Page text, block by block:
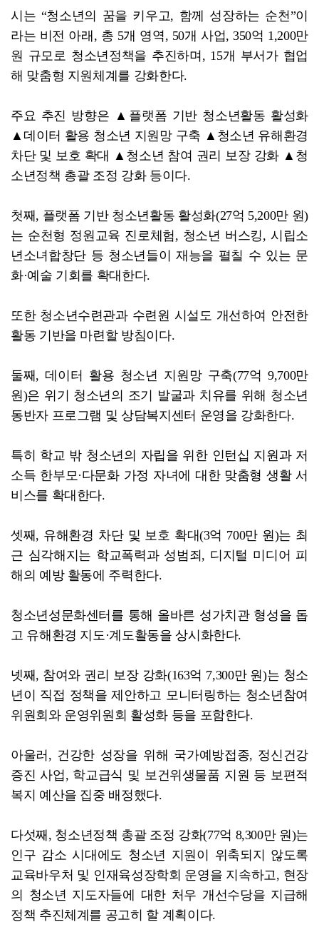
시는 “청소년의 꿈을 키우고, 함께 성장하는 순천”이
라는 비전 아래, 총 5개 영역, 50개 사업, 350억 1,200만
원 규모로 청소년정책을 추진하며, 15개 부서가 협업
해 맞춤형 지원체계를 강화한다.
주요 추진 방향은 ▲플랫폼 기반 청소년활동 활성화
▲데이터 활용 청소년 지원망 구축 ▲청소년 유해환경
차단 및 보호 확대 ▲청소년 참여 권리 보장 강화 ▲청
소년정책 총괄 조정 강화 등이다.
첫째, 플랫폼 기반 청소년활동 활성화(27억 5,200만 원)
는 순천형 정원교육 진로체험, 청소년 버스킹, 시립소
년소녀합창단 등 청소년들이 재능을 펼칠 수 있는 문
화·예술 기회를 확대한다.
또한 청소년수련관과 수련원 시설도 개선하여 안전한
활동 기반을 마련할 방침이다.
둘째, 데이터 활용 청소년 지원망 구축(77억 9,700만
원)은 위기 청소년의 조기 발굴과 치유를 위해 청소년
동반자 프로그램 및 상담복지센터 운영을 강화한다.
특히 학교 밖 청소년의 자립을 위한 인턴십 지원과 저
소득 한부모·다문화 가정 자녀에 대한 맞춤형 생활 서
비스를 확대한다.
셋째, 유해환경 차단 및 보호 확대(3억 700만 원)는 최
근 심각해지는 학교폭력과 성범죄, 디지털 미디어 피
해의 예방 활동에 주력한다.
청소년성문화센터를 통해 올바른 성가치관 형성을 돕
고 유해환경 지도·계도활동을 상시화한다.
넷째, 참여와 권리 보장 강화(163억 7,300만 원)는 청소
년이 직접 정책을 제안하고 모니터링하는 청소년참여
위원회와 운영위원회 활성화 등을 포함한다.
아울러, 건강한 성장을 위해 국가예방접종, 정신건강
증진 사업, 학교급식 및 보건위생물품 지원 등 보편적
복지 예산을 집중 배정했다.
다섯째, 청소년정책 총괄 조정 강화(77억 8,300만 원)는
인구 감소 시대에도 청소년 지원이 위축되지 않도록
교육바우처 및 인재육성장학회 운영을 지속하고, 현장
의 청소년 지도자들에 대한 처우 개선수당을 지급해
정책 추진체계를 공고히 할 계획이다.